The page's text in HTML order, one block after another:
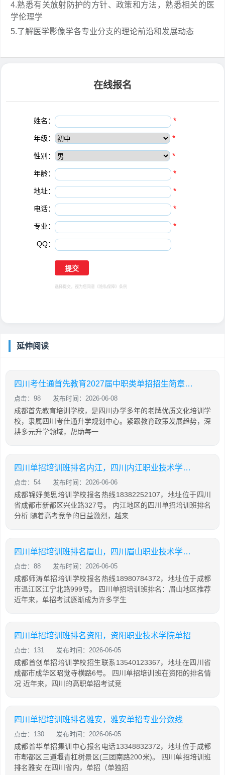
4.熟悉有关放射防护的方针、政策和方法，熟悉相关的医
学伦理学
5.了解医学影像学各专业分支的理论前沿和发展动态
在线报名
姓名： *
年级： *
性别： *
年龄： *
地址： *
电话： *
专业： *
QQ：
选择提交，视为您同意 《隐私保障》 条例
延伸阅读
四川考仕通首先教育2027届中职类单招招生简章（语数外+中职专业技能）
点击：98 发布时间：2026-06-08
成都首先教育培训学校，是四川办学多年的老牌优质文化培训学
校，隶属四川考仕通升学规划中心。紧跟教育政策发展趋势，深
耕多元升学领域，帮助每一
四川单招培训班排名内江，四川内江职业技术学校单招
点击：54 发布时间：2026-06-06
成都锦妤美思培训学校报名热线18382252107，地址位于四川
省成都市新都区兴业路327号。 内江地区的四川单招培训班排名
分析 随着高考竞争的日益激烈，越来
四川单招培训班排名眉山，四川眉山职业技术学院单招
点击：88 发布时间：2026-06-05
成都师涛单招培训学校报名热线18980784372，地址位于成都
市温江区江宁北路999号。 四川单招培训班排名：眉山地区推荐
近年来，单招考试逐渐成为许多学生
四川单招培训班排名资阳，资阳职业技术学院单招
点击：131 发布时间：2026-06-05
成都首创单招培训学校招生联系13540123367，地址在四川省
成都市成华区昭觉寺横路6号。 四川单招培训班在资阳的排名情
况 近年来，四川的高职单招考试竞
四川单招培训班排名雅安，雅安单招专业分数线
点击：130 发布时间：2026-06-05
成都普华单招集训中心报名电话13348832372，地址位于成都
市郫都区三道堰青杠树景区(三团南路200米)。 四川单招培训班
排名雅安 在四川省内，单招（单独招